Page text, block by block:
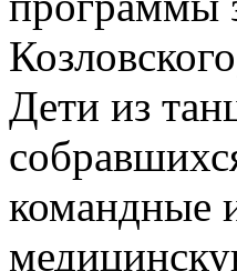
Дети из
командные